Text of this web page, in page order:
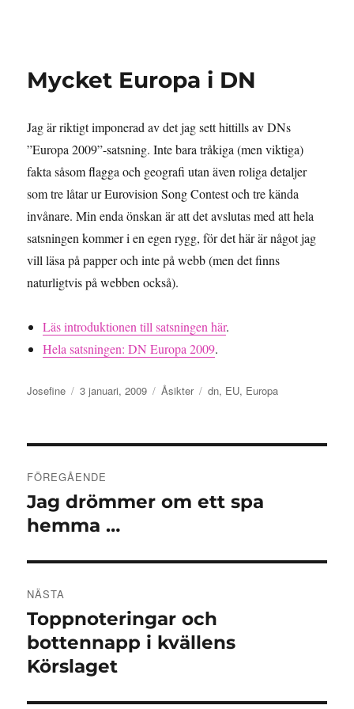
Mycket Europa i DN
Jag är riktigt imponerad av det jag sett hittills av DNs
”Europa 2009”-satsning. Inte bara tråkiga (men viktiga)
fakta såsom flagga och geografi utan även roliga detaljer
som tre låtar ur Eurovision Song Contest och tre kända
invånare. Min enda önskan är att det avslutas med att hela
satsningen kommer i en egen rygg, för det här är något jag
vill läsa på papper och inte på webb (men det finns
naturligtvis på webben också).
Läs introduktionen till satsningen här.
Hela satsningen: DN Europa 2009.
Författare
Josefine
Publicerat
3 januari, 2009 Kategorier
Åsikter Etiketter
dn, EU, Europa
FÖREGÅENDE
Föregående
inlägg:
Jag drömmer om ett spa
hemma …
NÄSTA
Nästa
inlägg:
Toppnoteringar och
bottennapp i kvällens
Körslaget